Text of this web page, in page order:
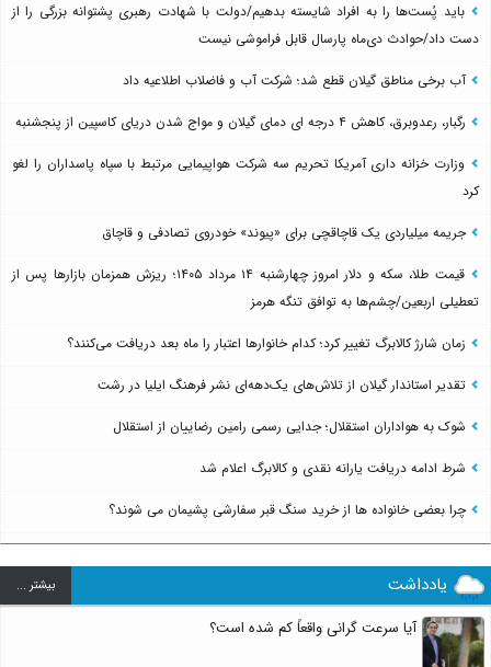
باید پُست‌ها را به افراد شایسته بدهیم/دولت با شهادت رهبری پشتوانه بزرگی را از
دست داد/حوادث دی‌ماه پارسال قابل فراموشی نیست
آب برخی مناطق گیلان قطع شد؛ شرکت آب و فاضلاب اطلاعیه داد
رگبار، رعدوبرق، کاهش ۴ درجه ای دمای گیلان و مواج شدن دریای کاسپین از پنجشنبه
وزارت خزانه داری آمریکا تحریم سه شرکت هواپیمایی مرتبط با سپاه پاسداران را لغو
کرد
جریمه میلیاردی یک قاچاقچی برای «پیوند» خودروی تصادفی و قاچاق
قیمت طلا، سکه و دلار امروز چهارشنبه ۱۴ مرداد ۱۴۰۵؛ ریزش همزمان بازارها پس از
تعطیلی اربعین/چشم‌ها به توافق تنگه هرمز
زمان شارژ کالابرگ تغییر کرد؛ کدام خانوارها اعتبار را ماه بعد دریافت می‌کنند؟
تقدیر استاندار گیلان از تلاش‌های یک‌دهه‌ای نشر فرهنگ ایلیا در رشت
شوک به هواداران استقلال؛ جدایی رسمی رامین رضاییان از استقلال
شرط ادامه دریافت یارانه نقدی و کالابرگ اعلام شد
چرا بعضی خانواده ها از خرید سنگ قبر سفارشی پشیمان می شوند؟
یادداشت بيشتر ...
آیا سرعت گرانی واقعاً کم شده است؟